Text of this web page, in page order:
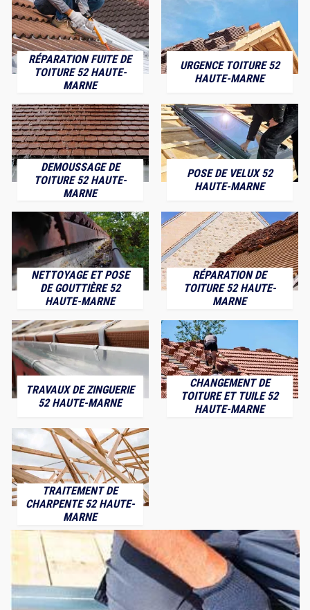
RÉPARATION FUITE DE
TOITURE 52 HAUTE-
MARNE
URGENCE TOITURE 52
HAUTE-MARNE
DEMOUSSAGE DE
TOITURE 52 HAUTE-
MARNE
POSE DE VELUX 52
HAUTE-MARNE
NETTOYAGE ET POSE
DE GOUTTIÈRE 52
HAUTE-MARNE
RÉPARATION DE
TOITURE 52 HAUTE-
MARNE
TRAVAUX DE ZINGUERIE
52 HAUTE-MARNE
CHANGEMENT DE
TOITURE ET TUILE 52
HAUTE-MARNE
TRAITEMENT DE
CHARPENTE 52 HAUTE-
MARNE